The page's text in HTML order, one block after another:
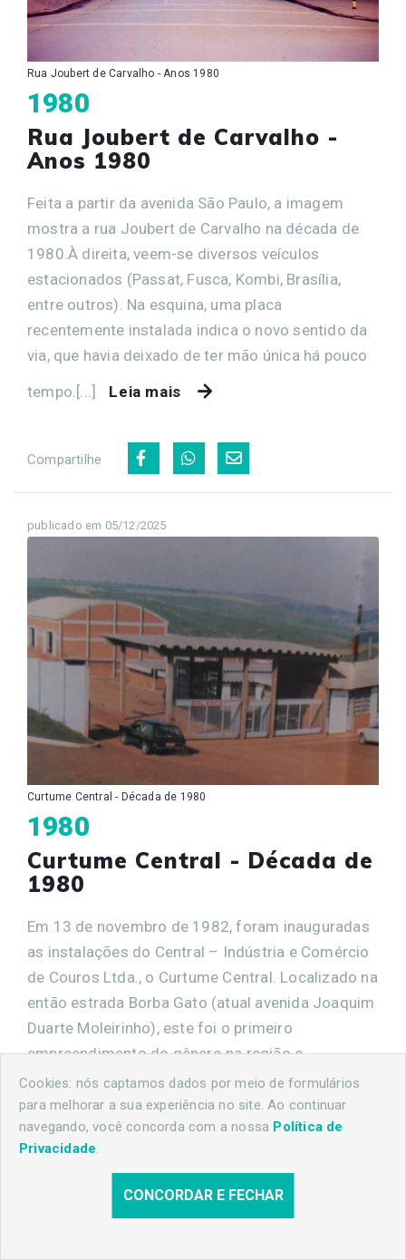
Rua Joubert de Carvalho - Anos 1980
1980
Rua Joubert de Carvalho -
Anos 1980
Feita a partir da avenida São Paulo, a imagem
mostra a rua Joubert de Carvalho na década de
1980.À direita, veem-se diversos veículos
estacionados (Passat, Fusca, Kombi, Brasília,
entre outros). Na esquina, uma placa
recentemente instalada indica o novo sentido da
via, que havia deixado de ter mão única há pouco
tempo.[...]
Leia mais
Compartilhe
publicado em 05/12/2025
Curtume Central - Década de 1980
1980
Curtume Central - Década de
1980
Em 13 de novembro de 1982, foram inauguradas
as instalações do Central – Indústria e Comércio
de Couros Ltda., o Curtume Central. Localizado na
então estrada Borba Gato (atual avenida Joaquim
Duarte Moleirinho), este foi o primeiro
empreendimento do gênero na região e,
posteriormente, se tornaria o maior do sul do
país[...] Leia mais
Cookies: nós captamos dados por meio de formulários
para melhorar a sua experiência no site. Ao continuar
navegando, você concorda com a nossa Política de
Privacidade.
CONCORDAR E FECHAR